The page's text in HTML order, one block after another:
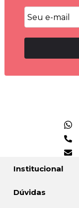
Institucional
Dúvidas